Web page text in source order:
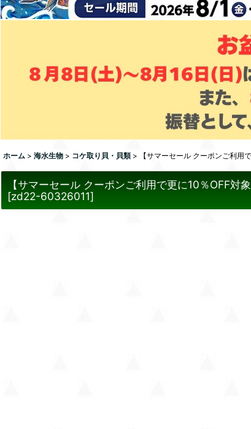
ホーム > 海水生物 > コケ取り貝・貝類 > 【サマーセール クーポンご利
【サマーセール クーポンご利用で更に10％OFF
[zd22-60326011]